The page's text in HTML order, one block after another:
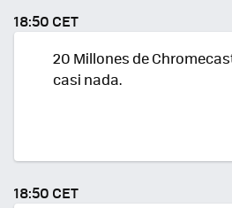
18:50 CET
20 Millones de
casi nada.
18:50 CET